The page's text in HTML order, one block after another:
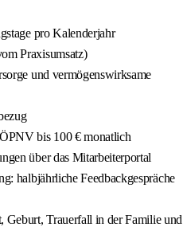
pro Kalenderjahr
Praxisumsatz)
und vermögenswirksame
bis 100 € monatlich
über das Mitarbeiterportal
halbjährliche Feedbackgespräche
Geburt, Trauerfall in der Familie und